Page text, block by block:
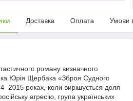
Доставка Оплата Умови
роману визначного
Юрія Щербака «Зброя Судного
роках, коли вирішується доля
агресію, група українських